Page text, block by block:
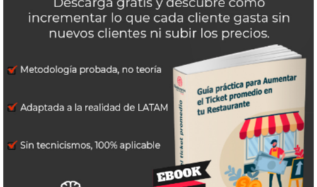
ETIQUETAS capacitacion restaurantes
marketing para restaurantes
Artículo anterior Artículo siguiente